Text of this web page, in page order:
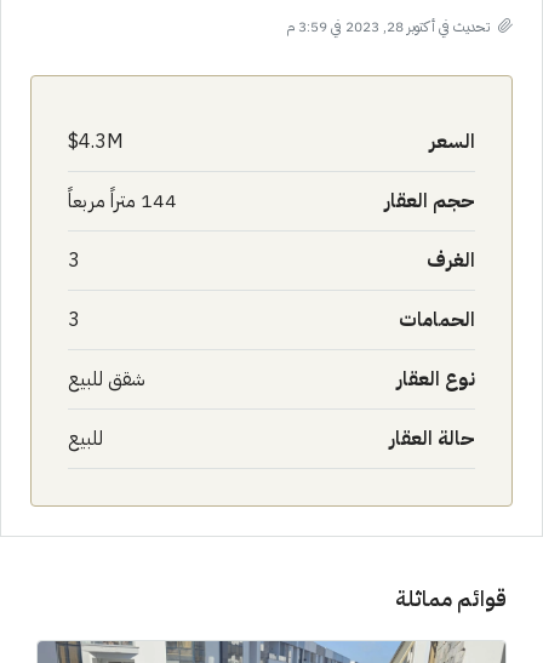
تحديث في أكتوبر 28, 2023 في 3:59 م
السعر 4.3M$
حجم العقار 144 متراً مربعاً
الغرف 3
الحمامات 3
نوع العقار شقق للبيع
حالة العقار للبيع
قوائم مماثلة